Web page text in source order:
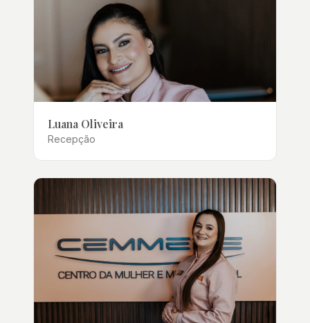
Luana Oliveira
Recepção